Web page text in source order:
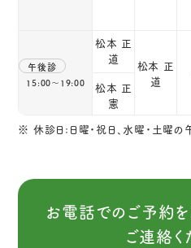
午後診
15:00～19:00
松本 正
道
松本 正
憲
松本 正
道
※ 休診日:日曜・祝日、水曜・土曜の
お電話でのご予約を
ご連絡く